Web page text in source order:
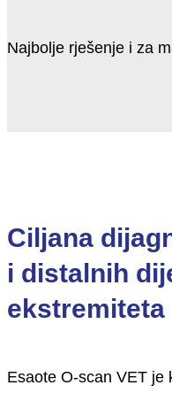
Najbolje rješenje i za
Ciljana
i distalnih
ekstremiteta
Esaote O-scan VET je